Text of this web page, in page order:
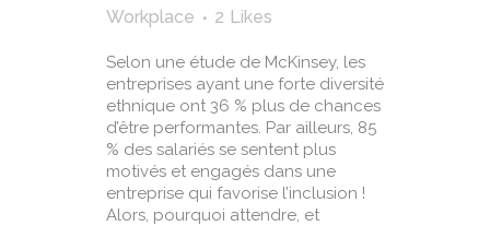
Workplace
2 Likes
Selon une étude de McKinsey, les
entreprises ayant une forte diversité
ethnique ont 36 % plus de chances
d’être performantes. Par ailleurs, 85
% des salariés se sentent plus
motivés et engagés dans une
entreprise qui favorise l’inclusion !
Alors, pourquoi attendre, et